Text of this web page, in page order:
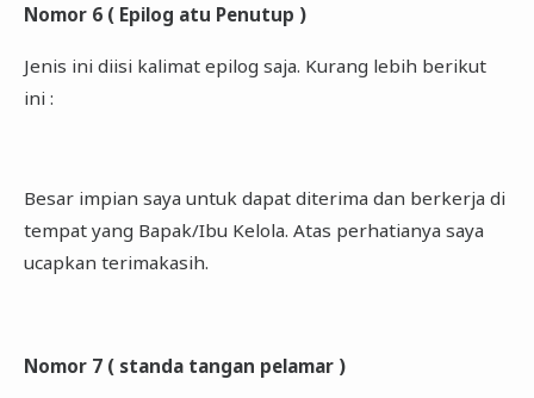
Nomor 6 ( Epilog atu Penutup )
Jenis ini diisi kalimat epilog saja. Kurang lebih berikut
ini :
Besar impian saya untuk dapat diterima dan berkerja di
tempat yang Bapak/Ibu Kelola. Atas perhatianya saya
ucapkan terimakasih.
Nomor 7 ( standa tangan pelamar )